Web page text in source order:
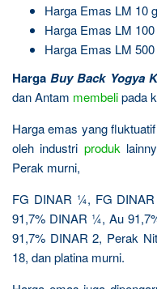
Harga Emas LM 10
Harga Emas LM
Harga Emas LM
HargaBuy Back Yogya
dan Antam membelipada
Harga emas yang
oleh industri produk
Perak murni,
FG DINAR ¼, FG
91,7% DINAR ¼, Au
91,7% DINAR 2, Perak
18, dan platina murni.